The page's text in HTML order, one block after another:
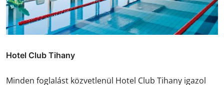
Hotel Club Tihany
Minden foglalást közvetlenül Hotel Club Tihany igazol